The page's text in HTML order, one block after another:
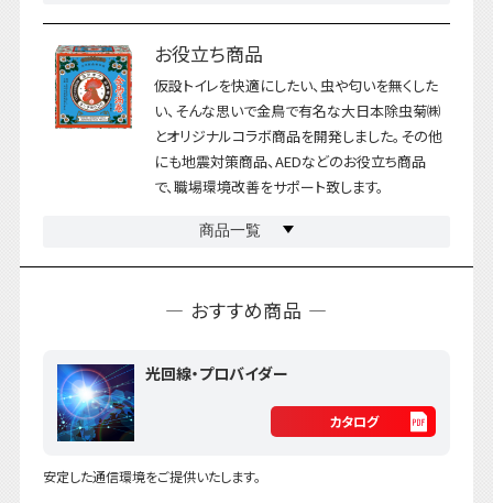
お役立ち商品
仮設トイレを快適にしたい、虫や匂いを無くした
い、そんな思いで金鳥で有名な大日本除虫菊㈱
とオリジナルコラボ商品を開発しました。その他
にも地震対策商品、AEDなどのお役立ち商品
で、職場環境改善をサポート致します。
商品一覧
― おすすめ商品 ―
光回線・プロバイダー
カタログ
安定した通信環境をご提供いたします。